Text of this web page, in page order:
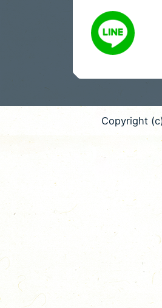
LINE
Copyright